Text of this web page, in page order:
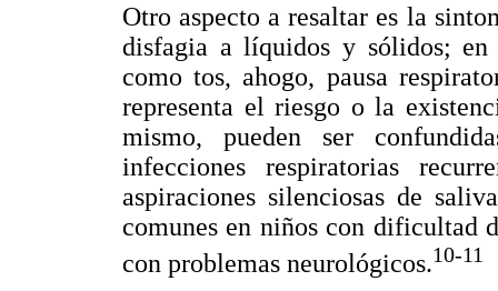
Otro aspecto a resaltar es la
disfagia a líquidos y sólidos; en
como tos, ahogo, pausa
representa el riesgo o la
mismo, pueden ser
infecciones respiratorias
aspiraciones silenciosas de
comunes en niños con dificultad
con problemas neurológicos.10-11